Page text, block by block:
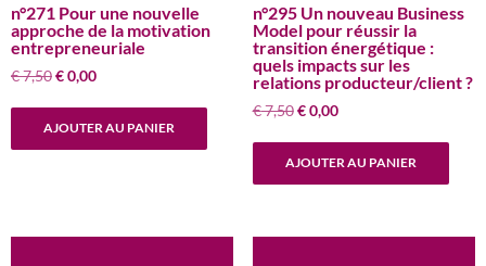
n°271 Pour une nouvelle
approche de la motivation
entrepreneuriale
€7,50Le
€0,00Le
AJOUTER AU PANIER
n°295 Un nouveau Business
Model pour réussir la
transition énergétique :
quels impacts sur les
relations producteur/client ?
€7,50 Le
€0,00Le
AJOUTER AU PANIER